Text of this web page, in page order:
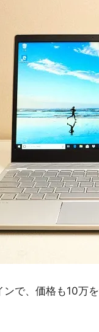
で、価格も10万